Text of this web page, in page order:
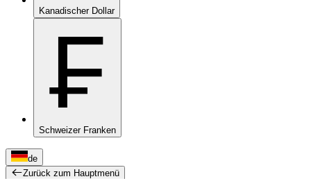
Kanadischer Dollar
₣
Schweizer Franken
de
Zurück zum Hauptmenü